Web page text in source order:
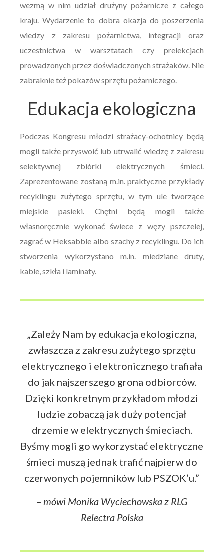
wezmą w nim udział drużyny pożarnicze z całego
kraju. Wydarzenie to dobra okazja do poszerzenia
wiedzy z zakresu pożarnictwa, integracji oraz
uczestnictwa w warsztatach czy prelekcjach
prowadzonych przez doświadczonych strażaków. Nie
zabraknie też pokazów sprzętu pożarniczego.
Edukacja ekologiczna
Podczas Kongresu młodzi strażacy-ochotnicy będą
mogli także przyswoić lub utrwalić wiedzę z zakresu
selektywnej zbiórki elektrycznych śmieci.
Zaprezentowane zostaną m.in. praktyczne przykłady
recyklingu zużytego sprzętu, w tym ule tworzące
miejskie pasieki. Chętni będą mogli także
własnoręcznie wykonać świece z węzy pszczelej,
zagrać w Heksabble albo szachy z recyklingu. Do ich
stworzenia wykorzystano m.in. miedziane druty,
kable, szkła i laminaty.
„Zależy Nam by edukacja ekologiczna,
zwłaszcza z zakresu zużytego sprzętu
elektrycznego i elektronicznego trafiała
do jak najszerszego grona odbiorców.
Dzięki konkretnym przykładom młodzi
ludzie zobaczą jak duży potencjał
drzemie w elektrycznych śmieciach.
Byśmy mogli go wykorzystać elektryczne
śmieci muszą jednak trafić najpierw do
czerwonych pojemników lub PSZOK’u.”
– mówi Monika Wyciechowska z RLG
Relectra Polska